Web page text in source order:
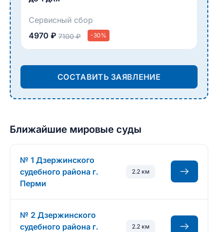
Сервисный сбор
4970 ₽ 7100 ₽ -30%
СОСТАВИТЬ ЗАЯВЛЕНИЕ
Ближайшие мировые суды
№ 1 Дзержинского
судебного района г.
Перми
2.2 км
№ 2 Дзержинского
судебного района г.
2.2 км